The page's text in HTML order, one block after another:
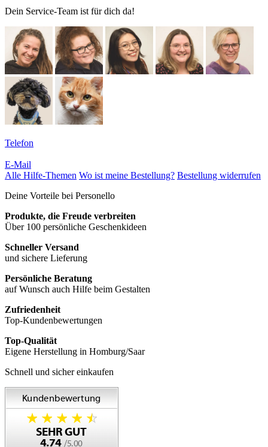
Dein Service-Team ist für dich da!
Telefon
E-Mail
Alle Hilfe-Themen Wo ist meine Bestellung? Bestellung widerrufen
Deine Vorteile bei Personello
Produkte, die Freude verbreiten
Über 100 persönliche Geschenkideen
Schneller Versand
und sichere Lieferung
Persönliche Beratung
auf Wunsch auch Hilfe beim Gestalten
Zufriedenheit
Top-Kundenbewertungen
Top-Qualität
Eigene Herstellung in Homburg/Saar
Schnell und sicher einkaufen